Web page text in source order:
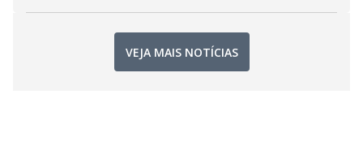
VEJA MAIS NOTÍCIAS